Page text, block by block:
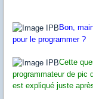
Bon,
pour le programmer ?
Cette
programmateur de pic
est expliqué juste